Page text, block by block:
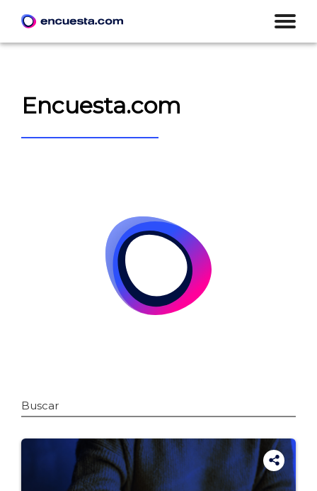
Encuesta.com
Buscar